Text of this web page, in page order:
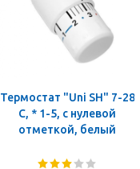
Термостат "Uni SH" 7-28
C, * 1-5, с нулевой
отметкой, белый